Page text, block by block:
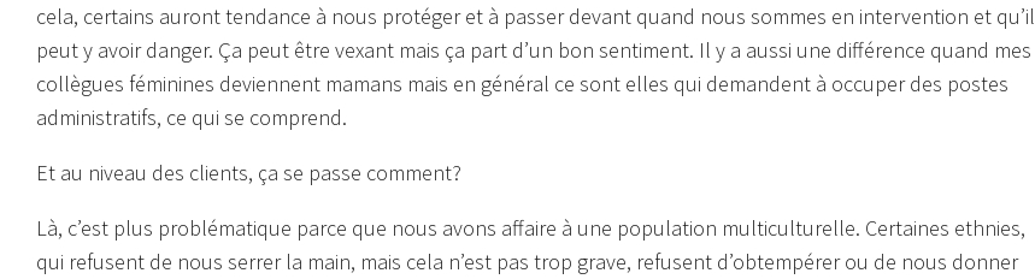
cela, certains auront tendance à nous protéger et à passer devant quand nous sommes en intervention et qu’il
peut y avoir danger. Ça peut être vexant mais ça part d’un bon sentiment. Il y a aussi une différence quand mes
collègues féminines deviennent mamans mais en général ce sont elles qui demandent à occuper des postes
administratifs, ce qui se comprend.
Et au niveau des clients, ça se passe comment?
Là, c’est plus problématique parce que nous avons affaire à une population multiculturelle. Certaines ethnies,
qui refusent de nous serrer la main, mais cela n’est pas trop grave, refusent d’obtempérer ou de nous donner